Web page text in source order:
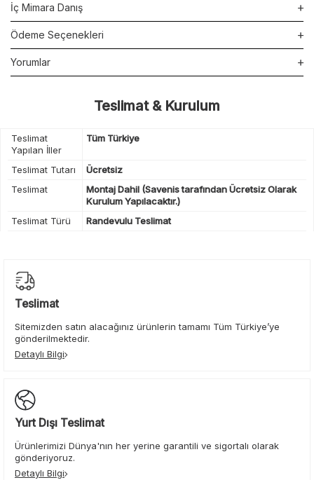
İç Mimara Danış
Ödeme Seçenekleri
Yorumlar
Teslimat & Kurulum
Teslimat
Yapılan İller
Tüm Türkiye
Teslimat Tutarı
Ücretsiz
Teslimat
Montaj Dahil (Savenis tarafından Ücretsiz Olarak
Kurulum Yapılacaktır.)
Teslimat Türü
Randevulu Teslimat
Teslimat
Sitemizden satın alacağınız ürünlerin tamamı Tüm Türkiye’ye
gönderilmektedir.
Detaylı Bilgi
Yurt Dışı Teslimat
Ürünlerimizi Dünya'nın her yerine garantili ve sigortalı olarak
gönderiyoruz.
Detaylı Bilgi